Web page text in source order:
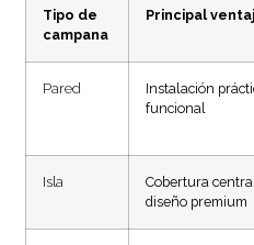
Tipo de
campana
Principal
Pared
Instalación
funcional
Isla
Cobertura
diseño premium